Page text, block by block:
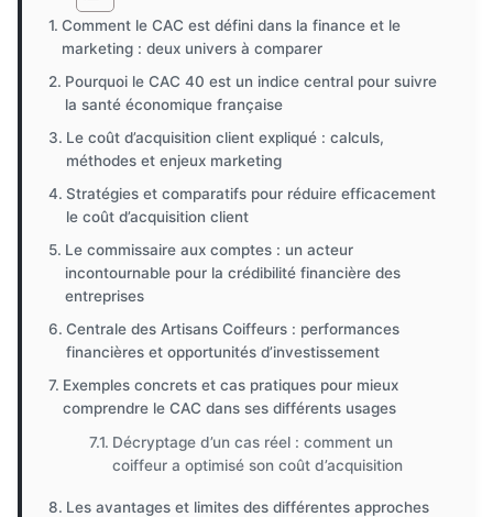
Comment le CAC est défini dans la finance et le
marketing : deux univers à comparer
Pourquoi le CAC 40 est un indice central pour suivre
la santé économique française
Le coût d’acquisition client expliqué : calculs,
méthodes et enjeux marketing
Stratégies et comparatifs pour réduire efficacement
le coût d’acquisition client
Le commissaire aux comptes : un acteur
incontournable pour la crédibilité financière des
entreprises
Centrale des Artisans Coiffeurs : performances
financières et opportunités d’investissement
Exemples concrets et cas pratiques pour mieux
comprendre le CAC dans ses différents usages
Décryptage d’un cas réel : comment un
coiffeur a optimisé son coût d’acquisition
Les avantages et limites des différentes approches